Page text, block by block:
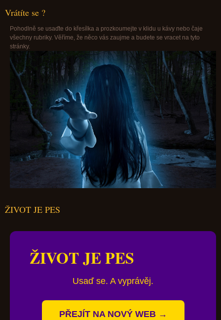
Vrátíte se ?
Pohodlně se usaďte do křesílka a prozkoumejte v klidu u kávy nebo čaje
všechny rubriky. Věříme, že něco vás zaujme a budete se vracet na tyto
stránky.
ŽIVOT JE PES
ŽIVOT JE PES
Usaď se. A vyprávěj.
PŘEJÍT NA NOVÝ WEB →